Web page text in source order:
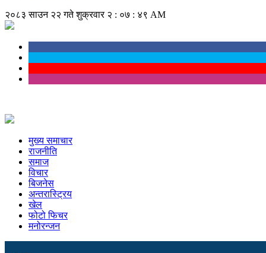
२०८३ साउन २२ गते शुक्रवार २ : ०७ : ४९ AM
मुख्य समाचार
राजनीति
समाज
विचार
बिजनेस
अन्तरास्ट्रिय
खेल
फोटो फिचर
मनोरन्जन